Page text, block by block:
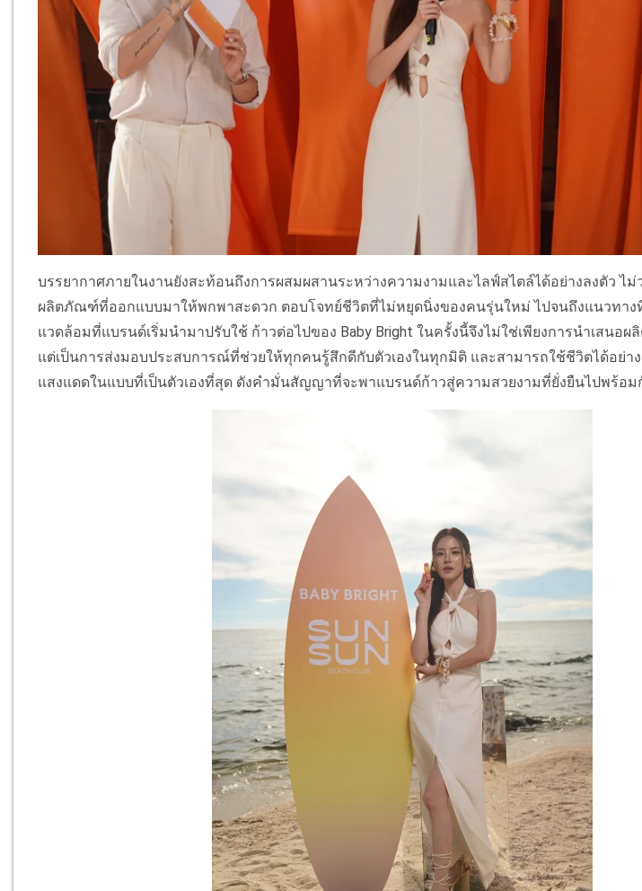
บรรยากาศภายในงานยังสะท้อนถึงการผสมผสานระหว่างความงามและไลฟ์สไตล์ได้อย่างลงตัว ไม่
ผลิตภัณฑ์ที่ออกแบบมาให้พกพาสะดวก ตอบโจทย์ชีวิตที่ไม่หยุดนิ่งของคนรุ่นใหม่ ไปจนถึงแนวทาง
แวดล้อมที่แบรนด์เริ่มนำมาปรับใช้ ก้าวต่อไปของ Baby Bright ในครั้งนี้จึงไม่ใช่เพียงการนำเสนอ
แต่เป็นการส่งมอบประสบการณ์ที่ช่วยให้ทุกคนรู้สึกดีกับตัวเองในทุกมิติ และสามารถใช้ชีวิตได้อย่า
แสงแดดในแบบที่เป็นตัวเองที่สุด ดังคำมั่นสัญญาที่จะพาแบรนด์ก้าวสู่ความสวยงามที่ยั่งยืนไปพร้อ